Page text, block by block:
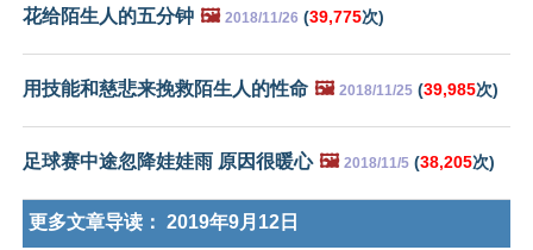
花给陌生人的五分钟 🖼️ 2018/11/26 (39,775次)
用技能和慈悲来挽救陌生人的性命 🖼️ 2018/11/25 (39,985次)
足球赛中途忽降娃娃雨 原因很暖心 🖼️ 2018/11/5 (38,205次)
更多文章导读： 2019年9月12日